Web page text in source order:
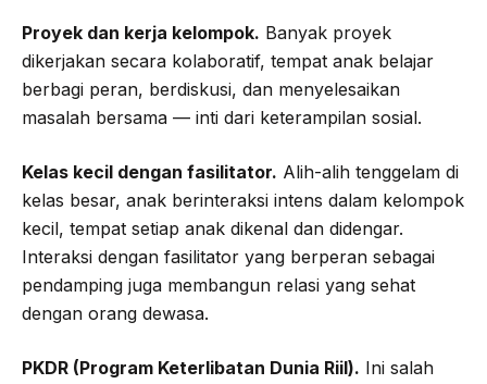
Proyek dan kerja kelompok. Banyak proyek
dikerjakan secara kolaboratif, tempat anak belajar
berbagi peran, berdiskusi, dan menyelesaikan
masalah bersama — inti dari keterampilan sosial.
Kelas kecil dengan fasilitator. Alih-alih tenggelam di
kelas besar, anak berinteraksi intens dalam kelompok
kecil, tempat setiap anak dikenal dan didengar.
Interaksi dengan fasilitator yang berperan sebagai
pendamping juga membangun relasi yang sehat
dengan orang dewasa.
PKDR (Program Keterlibatan Dunia Riil). Ini salah